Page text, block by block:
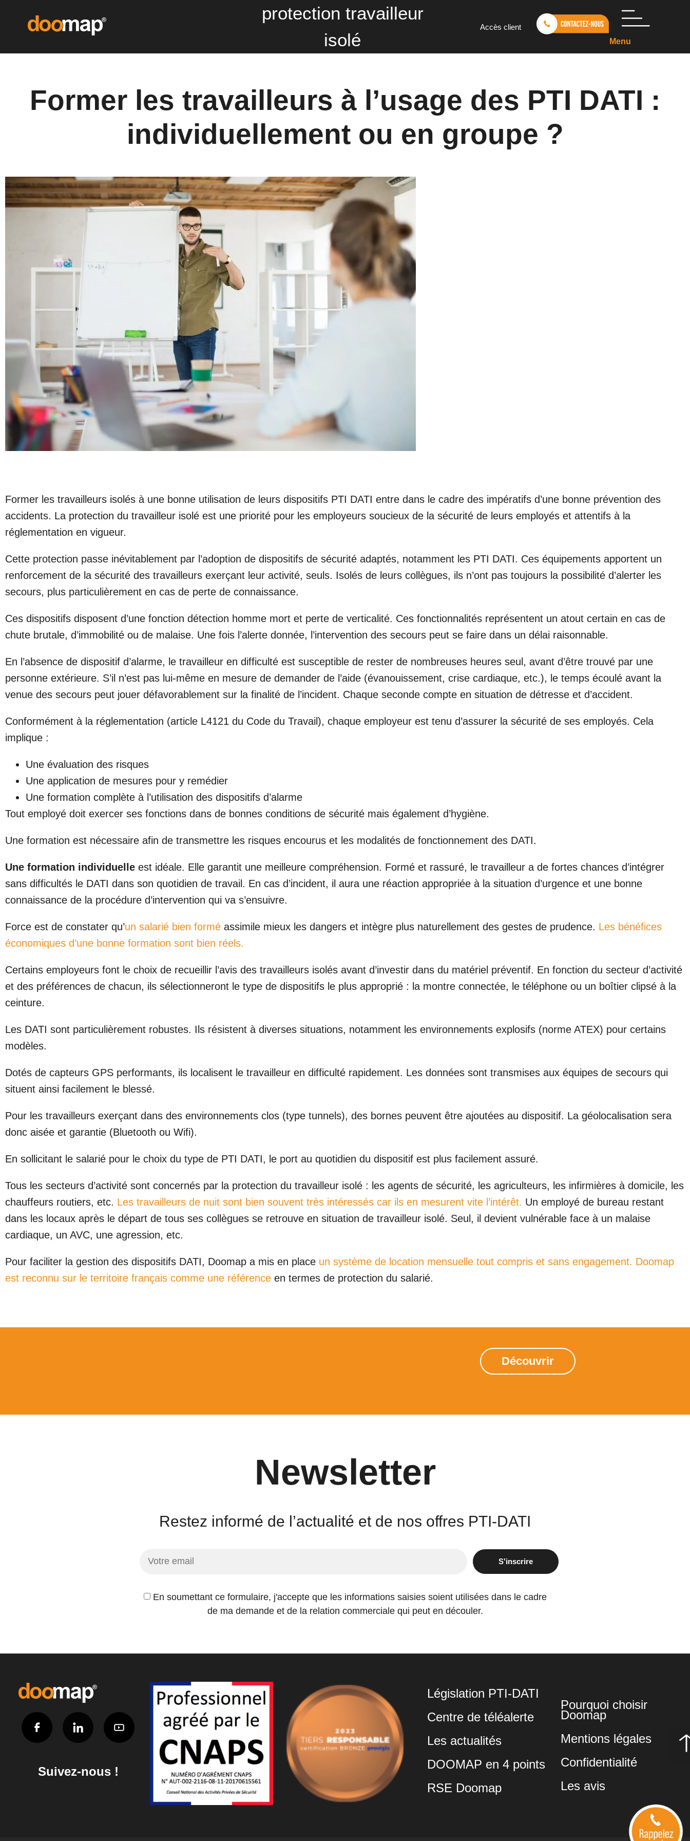
protection travailleur
isolé
Accès client
Menu
Former les travailleurs à l’usage des PTI DATI :
individuellement ou en groupe ?
Former les travailleurs isolés à une bonne utilisation de leurs dispositifs PTI DATI entre dans le cadre des impératifs d’une bonne prévention des
accidents. La protection du travailleur isolé est une priorité pour les employeurs soucieux de la sécurité de leurs employés et attentifs à la
réglementation en vigueur.
Cette protection passe inévitablement par l’adoption de dispositifs de sécurité adaptés, notamment les PTI DATI. Ces équipements apportent un
renforcement de la sécurité des travailleurs exerçant leur activité, seuls. Isolés de leurs collègues, ils n’ont pas toujours la possibilité d’alerter les
secours, plus particulièrement en cas de perte de connaissance.
Ces dispositifs disposent d’une fonction détection homme mort et perte de verticalité. Ces fonctionnalités représentent un atout certain en cas de
chute brutale, d’immobilité ou de malaise. Une fois l’alerte donnée, l’intervention des secours peut se faire dans un délai raisonnable.
En l’absence de dispositif d’alarme, le travailleur en difficulté est susceptible de rester de nombreuses heures seul, avant d’être trouvé par une
personne extérieure. S’il n’est pas lui-même en mesure de demander de l’aide (évanouissement, crise cardiaque, etc.), le temps écoulé avant la
venue des secours peut jouer défavorablement sur la finalité de l’incident. Chaque seconde compte en situation de détresse et d’accident.
Conformément à la réglementation (article L4121 du Code du Travail), chaque employeur est tenu d’assurer la sécurité de ses employés. Cela
implique :
Une évaluation des risques
Une application de mesures pour y remédier
Une formation complète à l’utilisation des dispositifs d’alarme
Tout employé doit exercer ses fonctions dans de bonnes conditions de sécurité mais également d’hygiène.
Une formation est nécessaire afin de transmettre les risques encourus et les modalités de fonctionnement des DATI.
Une formation individuelle est idéale. Elle garantit une meilleure compréhension. Formé et rassuré, le travailleur a de fortes chances d’intégrer
sans difficultés le DATI dans son quotidien de travail. En cas d’incident, il aura une réaction appropriée à la situation d’urgence et une bonne
connaissance de la procédure d’intervention qui va s’ensuivre.
Force est de constater qu’un salarié bien formé assimile mieux les dangers et intègre plus naturellement des gestes de prudence. Les bénéfices
économiques d’une bonne formation sont bien réels.
Certains employeurs font le choix de recueillir l’avis des travailleurs isolés avant d’investir dans du matériel préventif. En fonction du secteur d’activité
et des préférences de chacun, ils sélectionneront le type de dispositifs le plus approprié : la montre connectée, le téléphone ou un boîtier clipsé à la
ceinture.
Les DATI sont particulièrement robustes. Ils résistent à diverses situations, notamment les environnements explosifs (norme ATEX) pour certains
modèles.
Dotés de capteurs GPS performants, ils localisent le travailleur en difficulté rapidement. Les données sont transmises aux équipes de secours qui
situent ainsi facilement le blessé.
Pour les travailleurs exerçant dans des environnements clos (type tunnels), des bornes peuvent être ajoutées au dispositif. La géolocalisation sera
donc aisée et garantie (Bluetooth ou Wifi).
En sollicitant le salarié pour le choix du type de PTI DATI, le port au quotidien du dispositif est plus facilement assuré.
Tous les secteurs d’activité sont concernés par la protection du travailleur isolé : les agents de sécurité, les agriculteurs, les infirmières à domicile, les
chauffeurs routiers, etc. Les travailleurs de nuit sont bien souvent très intéressés car ils en mesurent vite l’intérêt. Un employé de bureau restant
dans les locaux après le départ de tous ses collègues se retrouve en situation de travailleur isolé. Seul, il devient vulnérable face à un malaise
cardiaque, un AVC, une agression, etc.
Pour faciliter la gestion des dispositifs DATI, Doomap a mis en place un système de location mensuelle tout compris et sans engagement. Doomap
est reconnu sur le territoire français comme une référence en termes de protection du salarié.
Découvrir
Newsletter
Restez informé de l’actualité et de nos offres PTI-DATI
En soumettant ce formulaire, j'accepte que les informations saisies soient utilisées dans le cadre
de ma demande et de la relation commerciale qui peut en découler.
S'inscrire
Suivez-nous !
Législation PTI-DATI
Centre de téléalerte
Les actualités
DOOMAP en 4 points
RSE Doomap
Pourquoi choisir
Doomap
Mentions légales
Confidentialité
Les avis